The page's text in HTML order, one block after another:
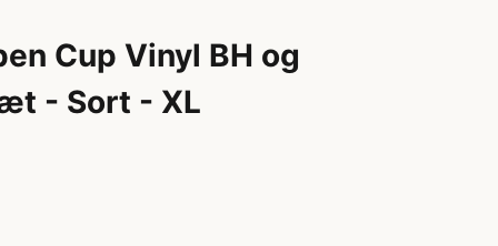
Cup Vinyl BH og
- Sort - XL